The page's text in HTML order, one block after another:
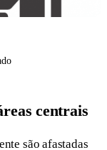
centrais
são afastadas